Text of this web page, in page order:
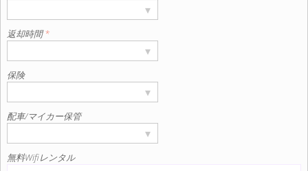
▾
返却時間*
▾
保険
▾
配車/マイカー保管
▾
無料Wifiレンタル